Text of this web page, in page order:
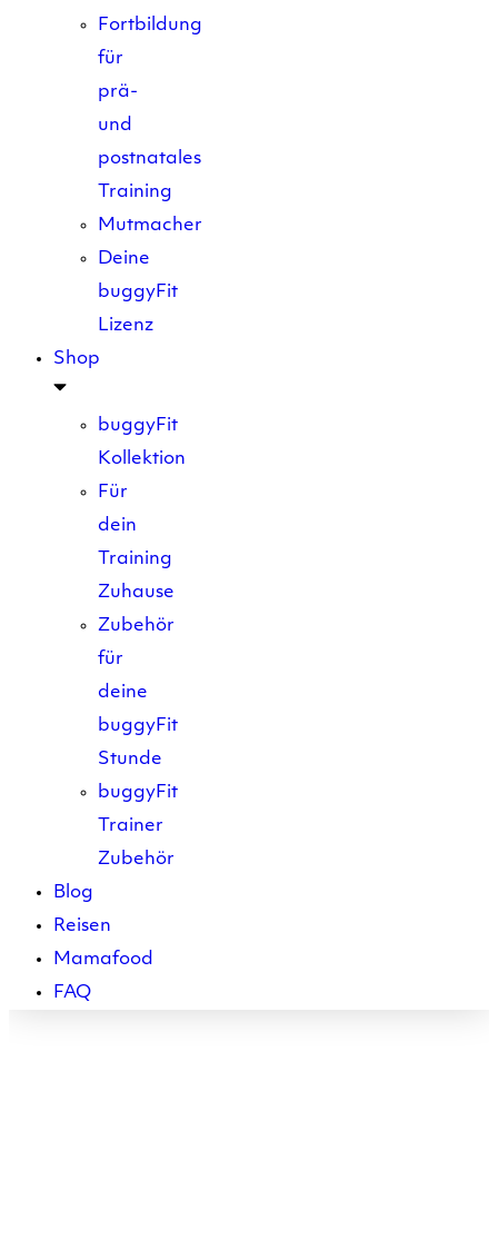
Fortbildung
für
prä-
und
postnatales
Training
Mutmacher
Deine
buggyFit
Lizenz
Shop
buggyFit
Kollektion
Für
dein
Training
Zuhause
Zubehör
für
deine
buggyFit
Stunde
buggyFit
Trainer
Zubehör
Blog
Reisen
Mamafood
FAQ